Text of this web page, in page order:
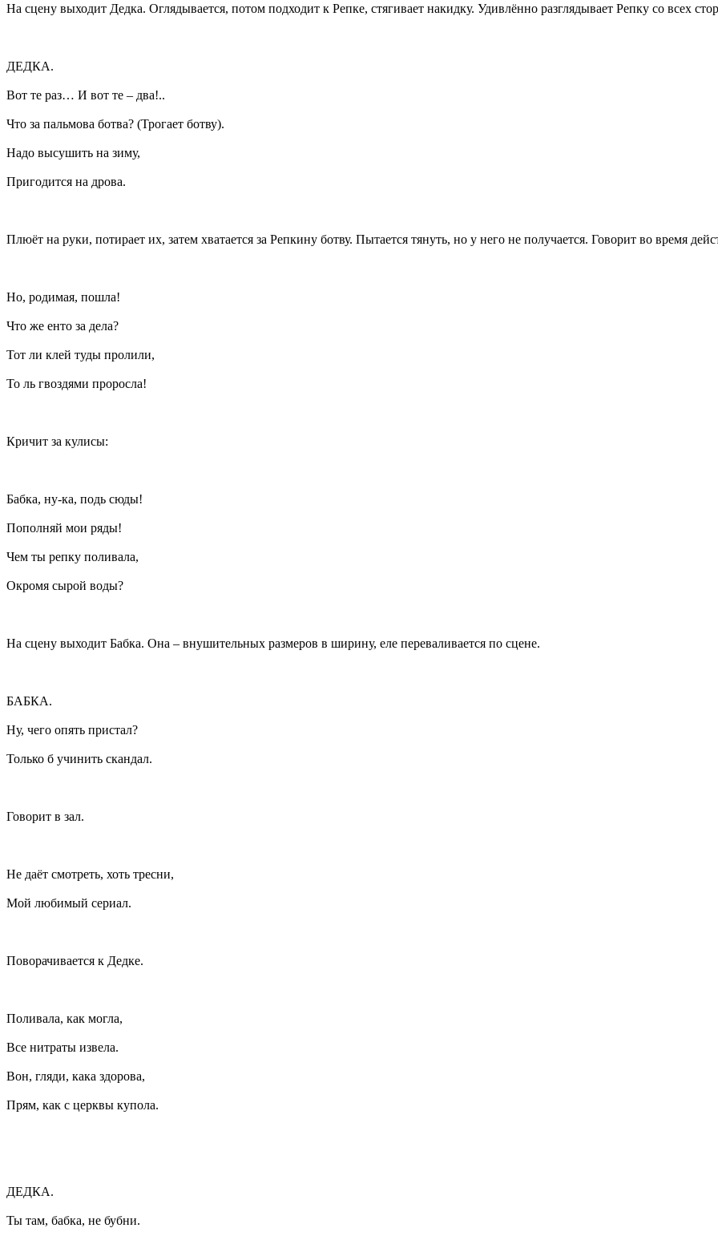
На сцену выходит Дедка. Оглядывается, потом подходит к Репке, стягивает накидку. Удивлённо разглядывает Репку со всех
ДЕДКА.
Вот те раз… И вот те – два!..
Что за пальмова ботва? (Трогает ботву).
Надо высушить на зиму,
Пригодится на дрова.
Плюёт на руки, потирает их, затем хватается за Репкину ботву. Пытается тянуть, но у него не получается. Говорит во время
Но, родимая, пошла!
Что же енто за дела?
Тот ли клей туды пролили,
То ль гвоздями проросла!
Кричит за кулисы:
Бабка, ну-ка, подь сюды!
Пополняй мои ряды!
Чем ты репку поливала,
Окромя сырой воды?
На сцену выходит Бабка. Она – внушительных размеров в ширину, еле переваливается по сцене.
БАБКА.
Ну, чего опять пристал?
Только б учинить скандал.
Говорит в зал.
Не даёт смотреть, хоть тресни,
Мой любимый сериал.
Поворачивается к Дедке.
Поливала, как могла,
Все нитраты извела.
Вон, гляди, кака здорова,
Прям, как с церквы купола.
ДЕДКА.
Ты там, бабка, не бубни.